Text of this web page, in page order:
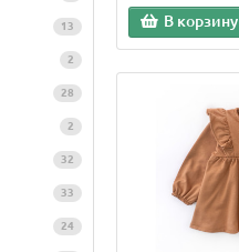
13
2
28
2
32
33
24
В корзину